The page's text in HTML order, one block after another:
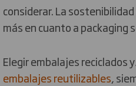
considerar. La
más en cuanto a packaging
Elegir embalajes reciclados
embalajes reutilizables,